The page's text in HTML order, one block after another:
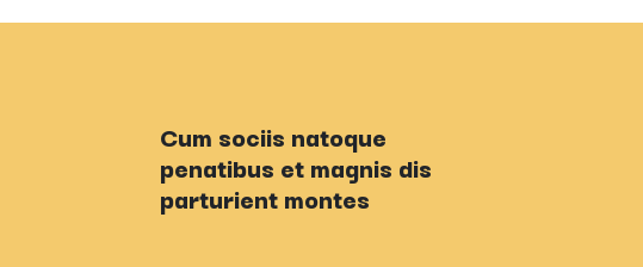
Cum sociis natoque
penatibus et magnis dis
parturient montes